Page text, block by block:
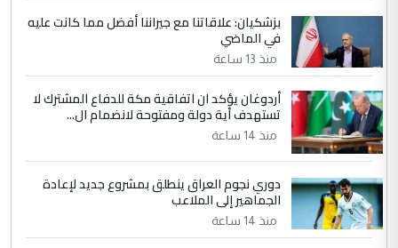
الموضوع :
الجواهري يرد على صدام حسين سل
مضجعيك يابن الزنا (نص كامل)
بزشكيان: علاقاتنا مع جيراننا أفضل مما كانت عليه
في الماضي
منذ 13 ساعة
أردوغان يؤكد ان اتفاقية مكة للدفاع المشترك لا
تستهدف أية دولة ومفتوحة لانضمام ال...
منذ 14 ساعة
دوري نجوم العراق ينطلق بمشروع جديد لإعادة
الجماهير إلى الملاعب
منذ 14 ساعة